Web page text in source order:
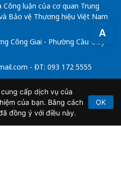
A
luận của cơ quan Trung
Bảo vệ Thương hiệu Việt Nam
Công Giai - Phường Cầu Giấy -
- ĐT: 093 172 5555
tử số 64/GP-BTTTT do Bộ
21/2/2020.
cấp dịch vụ của
của bạn. Bằng cách
đồng ý với điều này.
OK